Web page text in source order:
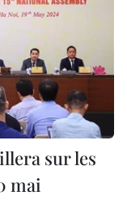
sur les
mai